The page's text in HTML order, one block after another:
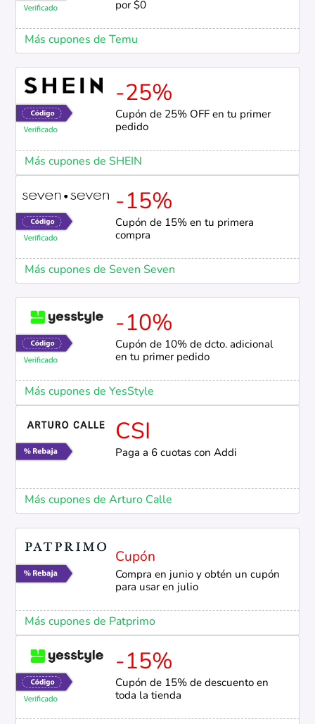
por $0
Más cupones de Temu
-25%
Cupón de 25% OFF en tu primer
pedido
Más cupones de SHEIN
-15%
Cupón de 15% en tu primera
compra
Más cupones de Seven Seven
-10%
Cupón de 10% de dcto. adicional
en tu primer pedido
Más cupones de YesStyle
CSI
Paga a 6 cuotas con Addi
Más cupones de Arturo Calle
Cupón
Compra en junio y obtén un cupón
para usar en julio
Más cupones de Patprimo
-15%
Cupón de 15% de descuento en
toda la tienda